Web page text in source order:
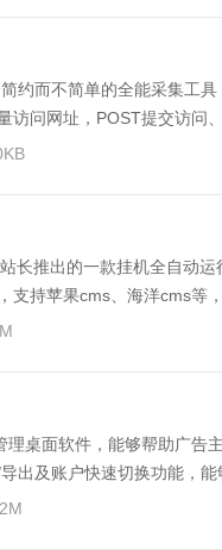
约而不简单的全能采集工
访问网址，POST提交访问
息采集与网页操作。
长推出的一款挂机全自动
支持苹果cms、海洋cms等
桌面软件，能够帮助广告
出及账户快速切换功能，能